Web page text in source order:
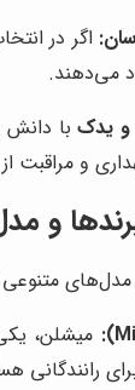
اگر در
می‌دهند.
یدکبا دانش
و مراقبت
و
و مدل‌های
میشلن،
رانندگانی